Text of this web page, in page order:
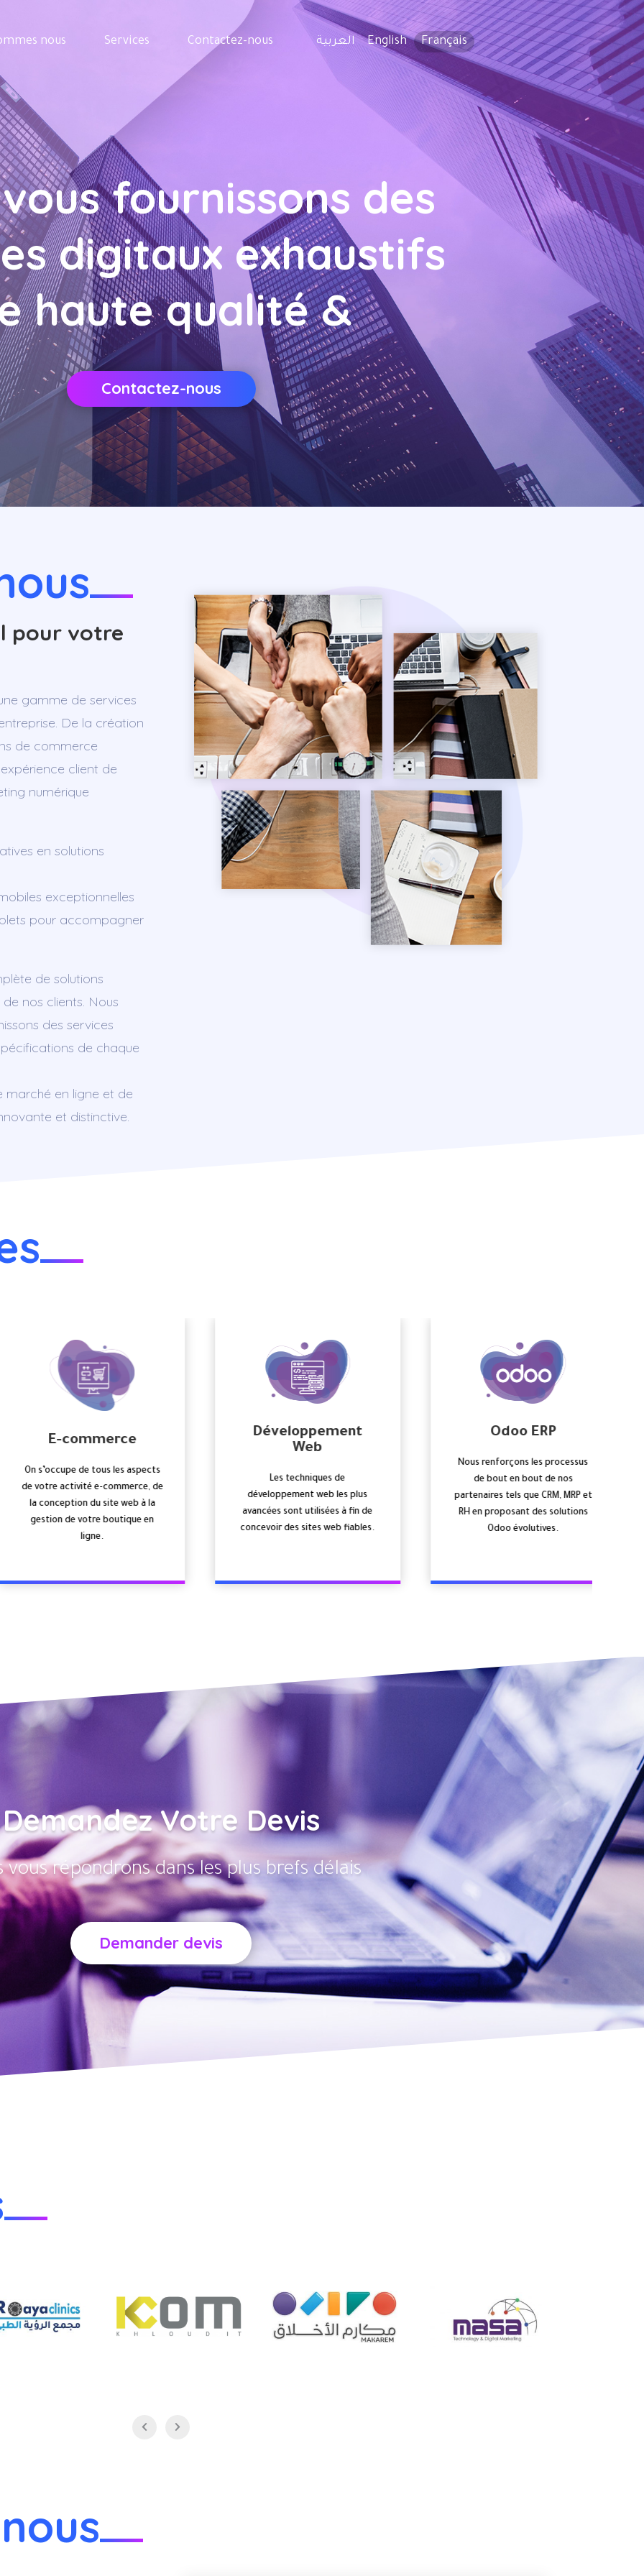
nous Services Contactez-nous العربية English Français
fournissons des
digitaux exhaustifs
haute qualité &
Contactez-nous
pour votre
gamme de services
De la création
de commerce
client de
numérique
en solutions
exceptionnelles
pour accompagner
de solutions
nos clients. Nous
des services
de chaque
marché en ligne et de
et distinctive.
Développement
Odoo ERP
de bout en bout de nos
partenaires tels que CRM, MRP et
RH en proposant des solutions
Odoo évolutives.
PEGA
Nous fournissons des services de
conseil PEGA et des solutions
basées sur l’IA pour garantir
l’excellence opérationnelle de
nos partenaires et augmenter
Demandez Votre Devis
vous répondrons dans les plus brefs délais
Demander devis